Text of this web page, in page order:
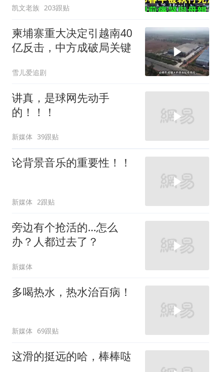
凯文老族 203跟贴
柬埔寨重大决定引越南40
亿反击，中方成破局关键
雪儿爱追剧
讲真，是球网先动手
的！！！
新媒体 39跟贴
论背景音乐的重要性！！
新媒体 2跟贴
旁边有个抢活的…怎么
办？人都过去了？
新媒体
多喝热水，热水治百病！
新媒体 69跟贴
这滑的挺远的哈，棒棒哒